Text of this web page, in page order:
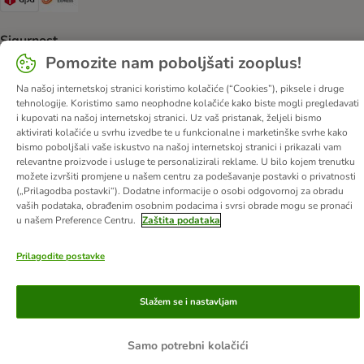
Sigurnost
Security
O nama Karijere Web stranica tvrtke Impressum
DSA
Opći uvjeti poslovanja
Odustati od ugovora
Kontakt
Troškovi slanja i vrijeme dostave
Načini plaćanja
Propisi o uklanjanju otpada
Zaštita podataka
Pomozite nam poboljšati zooplus!
Na našoj internetskoj stranici koristimo kolačiće (“Cookies”), piksele i druge
tehnologije. Koristimo samo neophodne kolačiće kako biste mogli pregledavati
i kupovati na našoj internetskoj stranici. Uz vaš pristanak, željeli bismo
aktivirati kolačiće u svrhu izvedbe te u funkcionalne i marketinške svrhe kako
bismo poboljšali vaše iskustvo na našoj internetskoj stranici i prikazali vam
relevantne proizvode i usluge te personalizirali reklame. U bilo kojem trenutku
možete izvršiti promjene u našem centru za podešavanje postavki o privatnosti
(„Prilagodba postavki“). Dodatne informacije o osobi odgovornoj za obradu
vaših podataka, obrađenim osobnim podacima i svrsi obrade mogu se pronaći
u našem Preference Centru. Zaštita podataka
Prilagodite postavke
Samo potrebni kolačići
Slažem se i nastavljam